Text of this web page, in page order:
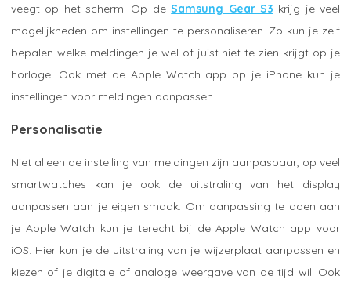
veegt op het scherm. Op deSamsung Gear S3 krijg je veel
mogelijkheden om instellingen te personaliseren. Zo kun je zelf
bepalen welke meldingen je wel of juist niet te zien krijgt op je
horloge. Ook met de Apple Watch app op je iPhone kun je
instellingen voor meldingen aanpassen.
Personalisatie
Niet alleen de instelling van meldingen zijn aanpasbaar, op veel
smartwatches kan je ook de uitstraling van het display
aanpassen aan je eigen smaak. Om aanpassing te doen aan
je Apple Watch kun je terecht bij de Apple Watch app voor
iOS. Hier kun je de uitstraling van je wijzerplaat aanpassen en
kiezen of je digitale of analoge weergave van de tijd wil. Ook